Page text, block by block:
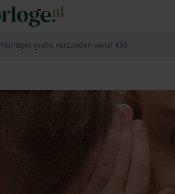
Horloges gratis verzonden vanaf €50